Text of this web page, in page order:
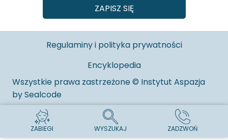
ZAPISZ SIĘ
Regulaminy i polityka prywatności
Encyklopedia
Wszystkie prawa zastrzeżone © Instytut Aspazja
bySealcode
ZABIEGI WYSZUKAJ ZADZWOŃ